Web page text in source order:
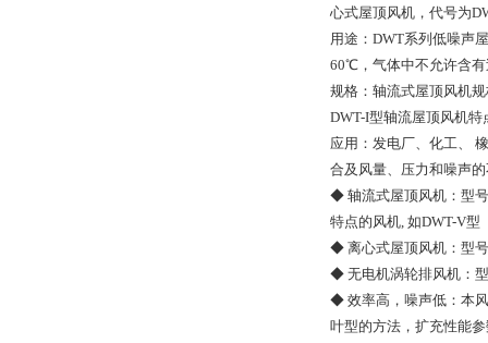
心式屋顶风机，代号为
用途：DWT系列低噪声
60℃，气体中不允许含有
规格：轴流式屋顶风机
DWT-I型轴流屋顶风机
应用：发电厂、化工、
合及风量、压力和噪声
◆ 轴流式屋顶风机：型
特点的风机, 如DWT-V型
◆ 离心式屋顶风机：型
◆ 无电机涡轮排风机：
◆ 效率高，噪声低：本
叶型的方法，扩充性能